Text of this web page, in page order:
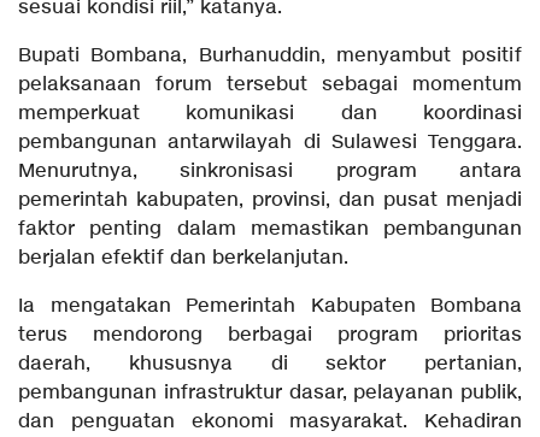
sesuai kondisi riil,” katanya.
Bupati Bombana, Burhanuddin, menyambut positif
pelaksanaan forum tersebut sebagai momentum
memperkuat komunikasi dan koordinasi
pembangunan antarwilayah di Sulawesi Tenggara.
Menurutnya, sinkronisasi program antara
pemerintah kabupaten, provinsi, dan pusat menjadi
faktor penting dalam memastikan pembangunan
berjalan efektif dan berkelanjutan.
Ia mengatakan Pemerintah Kabupaten Bombana
terus mendorong berbagai program prioritas
daerah, khususnya di sektor pertanian,
pembangunan infrastruktur dasar, pelayanan publik,
dan penguatan ekonomi masyarakat. Kehadiran